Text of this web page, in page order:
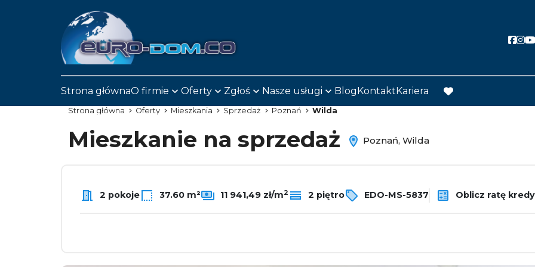
Strona głównaO firmie Oferty Zgłoś Nasze usługi BlogKontaktKariera
favorite
Strona główna Oferty Mieszkania Sprzedaż Poznań Wilda
Mieszkanie na sprzedaż Poznań, Wilda
2 pokoje 37.60 m² 11 941,49 zł/m2 2 piętro EDO-MS-5837 Oblicz ratę